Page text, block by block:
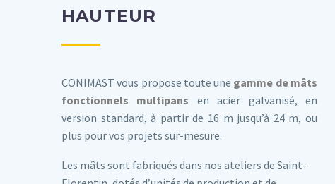
HAUTEUR
CONIMAST vous propose toute une gamme de mâts
fonctionnels multipans en acier galvanisé, en
version standard, à partir de 16 m jusqu’à 24 m, ou
plus pour vos projets sur-mesure.
Les mâts sont fabriqués dans nos ateliers de Saint-